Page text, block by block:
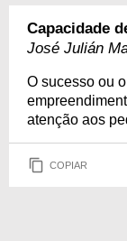
Capacidade
José Julián
O sucesso ou
atenção aos
COPIAR